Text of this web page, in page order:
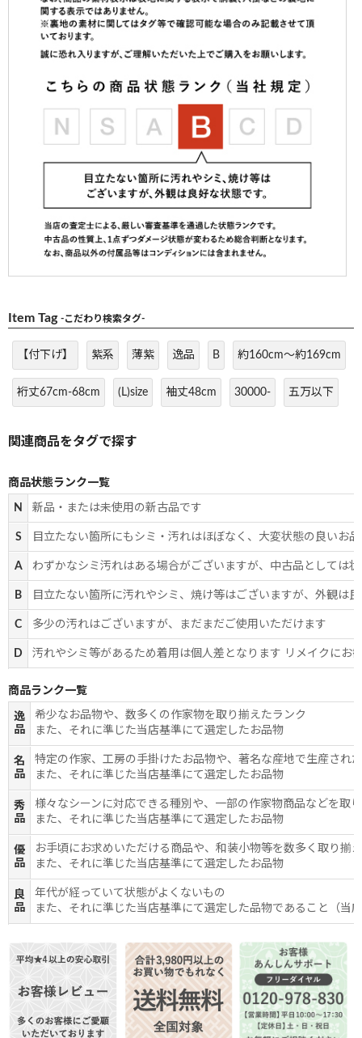
Item Tag -こだわり検索タグ-
【付下げ】 紫系 薄紫 逸品 B 約160cm～約169cm
裄丈67cm-68cm (L)size 袖丈48cm 30000- 五万以下
商品状態ランク一覧
N 新品・または未使用の新古品です
S 目立たない箇所にもシミ・汚れはほぼなく、大変状態の良いお
A わずかなシミ汚れはある場合がございますが、中古品としては
B 目立たない箇所に汚れやシミ、焼け等はございますが、外観は
C 多少の汚れはございますが、まだまだご使用いただけます
D 汚れやシミ等があるため着用は個人差となります リメイクにお
商品ランク一覧
逸
品
希少なお品物や、数多くの作家物を取り揃えたランク
また、それに準じた当店基準にて選定したお品物
名
品
特定の作家、工房の手掛けたお品物や、著名な産地で生産され
また、それに準じた当店基準にて選定したお品物
秀
品
様々なシーンに対応できる種別や、一部の作家物商品などを取
また、それに準じた当店基準にて選定したお品物
優
品
お手頃にお求めいただける商品や、和装小物等を数多く取り揃
また、それに準じた当店基準にて選定したお品物
良
品
年代が経っていて状態がよくないもの
また、それに準じた当店基準にて選定した品物であること（当